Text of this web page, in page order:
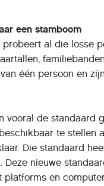
een stamboom
al die losse
één persoon en
de standaard
te stellen
Die standaard
Deze nieuwe
en